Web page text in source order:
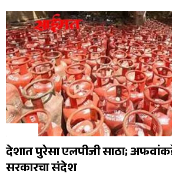
देशात पुरेसा एलपीजी साठा;
सरकारचा संदेश